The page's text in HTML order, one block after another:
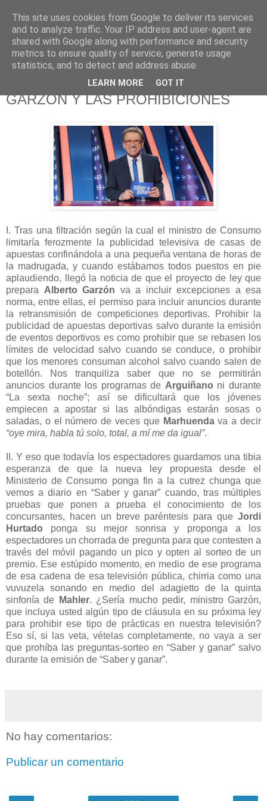
625 RANAS
LA TELEVISIÓN DESDE EL PUNTO DE VISTA BATRACIO
GARZÓN Y LAS PROHIBICIONES
I. Tras una filtración según la cual el ministro de Consumo
limitaría ferozmente la publicidad televisiva de casas de
apuestas confinándola a una pequeña ventana de horas de
la madrugada, y cuando estábamos todos puestos en pie
aplaudiendo, llegó la noticia de que el proyecto de ley que
prepara Alberto Garzón va a incluir excepciones a esa
norma, entre ellas, el permiso para incluir anuncios durante
la retransmisión de competiciones deportivas. Prohibir la
publicidad de apuestas deportivas salvo durante la emisión
de eventos deportivos es como prohibir que se rebasen los
límites de velocidad salvo cuando se conduce, o prohibir
que los menores consuman alcohol salvo cuando salen de
botellón. Nos tranquiliza saber que no se permitirán
anuncios durante los programas de Arguiñano ni durante
“La sexta noche”; así se dificultará que los jóvenes
empiecen a apostar si las albóndigas estarán sosas o
saladas, o el número de veces que Marhuendava a decir
“oye mira, habla tú solo, total, a mí me da igual”.
II. Y eso que todavía los espectadores guardamos una tibia
esperanza de que la nueva ley propuesta desde el
Ministerio de Consumo ponga fin a la cutrez chunga que
vemos a diario en “Saber y ganar” cuando, tras múltiples
pruebas que ponen a prueba el conocimiento de los
concursantes, hacen un breve paréntesis para que Jordi
Hurtado ponga su mejor sonrisa y proponga a los
espectadores un chorrada de pregunta para que contesten a
través del móvil pagando un pico y opten al sorteo de un
premio. Ese estúpido momento, en medio de ese programa
de esa cadena de esa televisión pública, chirria como una
vuvuzela sonando en medio del adagietto de la quinta
sinfonía de
Mahler. ¿Sería mucho pedir, ministro Garzón,
que incluya usted algún tipo de cláusula en su próxima ley
para prohibir ese tipo de prácticas en nuestra televisión?
Eso sí, si las veta, vételas completamente, no vaya a ser
que prohíba las preguntas-sorteo en “Saber y ganar” salvo
durante la emisión de “Saber y ganar”.
No hay comentarios:
Publicar un comentario
This site uses cookies from Google to deliver its services
and to analyze traffic. Your IP address and user-agent are
shared with Google along with performance and security
metrics to ensure quality of service, generate usage
statistics, and to detect and address abuse.
LEARN MORE GOT IT